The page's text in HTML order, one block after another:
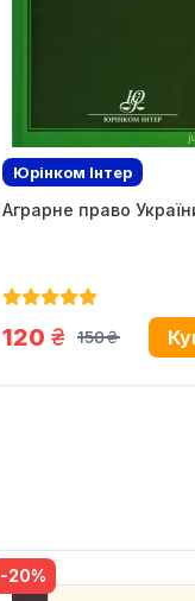
Юрінком Iнтер
Аграрне право
150
грн.
120 грн.
-20%